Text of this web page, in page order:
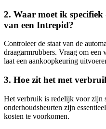
2. Waar moet ik
van een Intrepid?
Controleer de staat van de
draagarmrubbers. Vraag om een
laat een aankoopkeuring
3. Hoe zit het met
Het verbruik is redelijk voor zijn
onderhoudsbeurten zijn
kosten te voorkomen.